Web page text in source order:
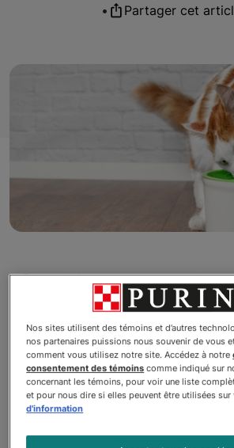
•
Partager cet
C’est bien connu que les
aiment la texture et le
du lait. Par contre, on
beaucoup d’information
contradictoire sur les
du lait pour les chats.
peuvent-ils boire du lait?
quelle quantité? Les
Nos sites utilisent des témoins et d’autres
nos partenaires puissions nous souvenir de vous
comment vous utilisez notre site. Accédez à notre
consentement des témoins comme indiqué sur
concernant les témoins, pour voir une liste
et pour nous dire si elles peuvent être utilisées
d'information